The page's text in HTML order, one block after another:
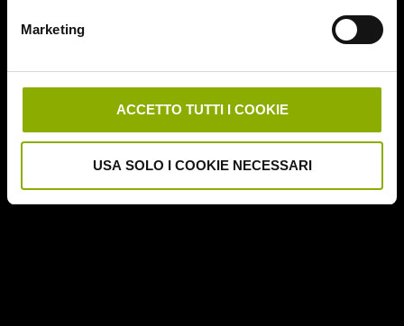
Marketing
ACCETTO TUTTI I COOKIE
USA SOLO I COOKIE NECESSARI